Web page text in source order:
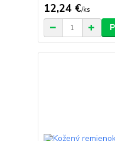
12,24 €/ks